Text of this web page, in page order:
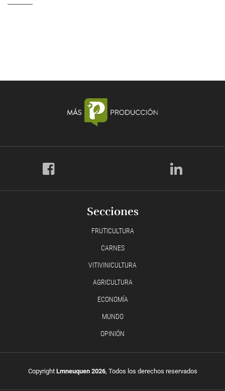
Secciones
FRUTICULTURA
CARNES
VITIVINICULTURA
AGRICULTURA
ECONOMÍA
MUNDO
OPINIÓN
Copyright Lmneuquen 2026, Todos los derechos reservados